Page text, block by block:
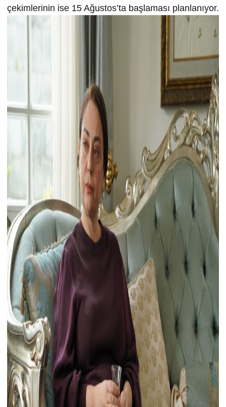
çekimlerinin ise 15 Ağustos’ta başlaması planlanıyor.